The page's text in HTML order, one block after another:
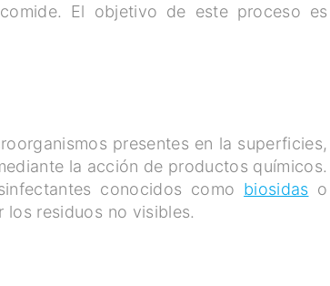
El objetivo de este proceso es
presentes en la superficies,
la acción de productos químicos.
conocidos como biosidas o
los residuos no visibles.